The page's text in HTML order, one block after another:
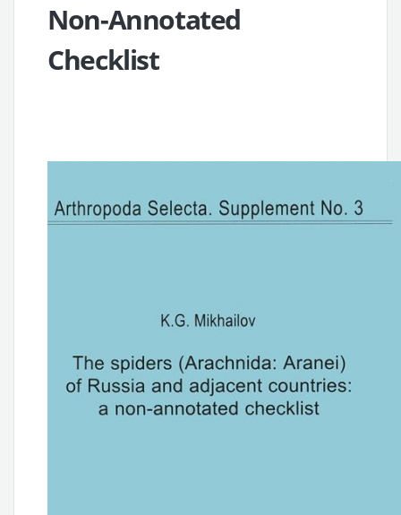
Non-Annotated
Checklist